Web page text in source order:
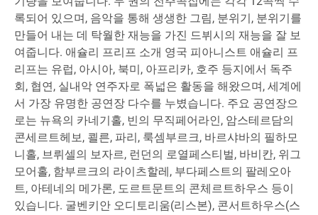
록되어 있으며, 음악을 통해 생생한 그림, 분위기, 분위기를
만들어 내는 데 탁월한 재능을 가진 드뷔시의 재능을 잘 보
여줍니다. 애슐리 프리프 소개 영국 피아니스트 애슐리 프
리프는 유럽, 아시아, 북미, 아프리카, 호주 등지에서 독주
회, 협연, 실내악 연주자로 폭넓은 활동을 해왔으며, 세계에
서 가장 유명한 공연장 다수를 누볐습니다. 주요 공연장으
로는 뉴욕의 카네기홀, 빈의 무직페어라인, 암스테르담의
콘세르트헤보, 쾰른, 파리, 룩셈부르크, 바르샤바의 필하모
니홀, 브뤼셀의 보자르, 런던의 로열페스티벌, 바비칸, 위그
모어홀, 함부르크의 라이츠할레, 부다페스트의 팔레오아
트, 아테네의 메가론, 도르트문트의 콘체르트하우스 등이
있습니다. 굴벤키안 오디토리움(리스본), 콘서트하우스(스